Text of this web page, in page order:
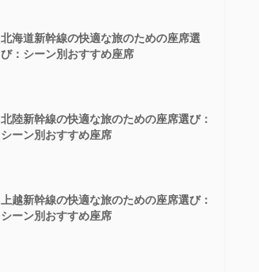
北海道新幹線の快適な旅のための座席選
び：シーン別おすすめ座席
北陸新幹線の快適な旅のための座席選び：
シーン別おすすめ座席
上越新幹線の快適な旅のための座席選び：
シーン別おすすめ座席